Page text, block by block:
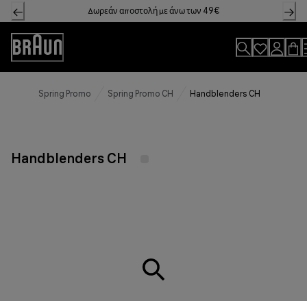
Skip
to
Content
Δωρεάν αποστολή με άνω των 49€
Accessibility
Statement
Spring Promo Spring Promo CH Handblenders CH
Handblenders CH